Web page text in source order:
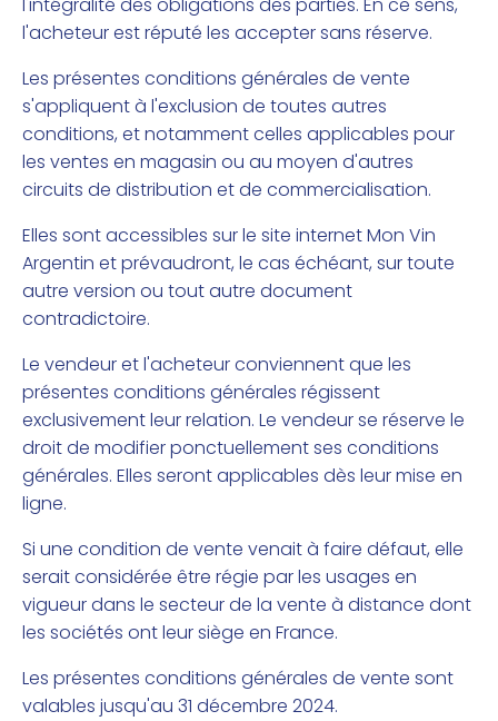
l'intégralité des obligations des parties. En ce sens,
l'acheteur est réputé les accepter sans réserve.
Les présentes conditions générales de vente
s'appliquent à l'exclusion de toutes autres
conditions, et notamment celles applicables pour
les ventes en magasin ou au moyen d'autres
circuits de distribution et de commercialisation.
Elles sont accessibles sur le site internet Mon Vin
Argentin et prévaudront, le cas échéant, sur toute
autre version ou tout autre document
contradictoire.
Le vendeur et l'acheteur conviennent que les
présentes conditions générales régissent
exclusivement leur relation. Le vendeur se réserve le
droit de modifier ponctuellement ses conditions
générales. Elles seront applicables dès leur mise en
ligne.
Si une condition de vente venait à faire défaut, elle
serait considérée être régie par les usages en
vigueur dans le secteur de la vente à distance dont
les sociétés ont leur siège en France.
Les présentes conditions générales de vente sont
valables jusqu'au 31 décembre 2024.